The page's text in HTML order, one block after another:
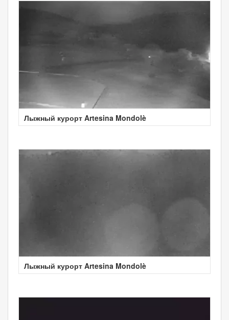
Лыжный курорт Artesina Mondolè
Лыжный курорт Artesina Mondolè